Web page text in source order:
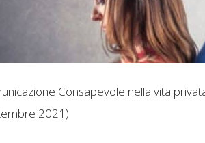
Consapevole nella vita
2021)